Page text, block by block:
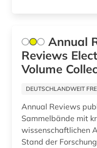
kommentar (1)
konfekt (1)
krankenpflege (1)
Annual
Reviews
Volume
DEUTSCHLANDWEIT
Annual Reviews
Sammelbände mit
wissenschaftlichen
Stand der